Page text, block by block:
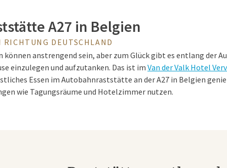
A27 in Belgien
DEUTSCHLAND
anstrengend sein, aber zum Glück gibt es entlang der
einzulegen und aufzutanken. Das ist im Van der Valk Hotel
Essen im Autobahnraststätte an der A27 in Belgien
wie Tagungsräume und Hotelzimmer nutzen.